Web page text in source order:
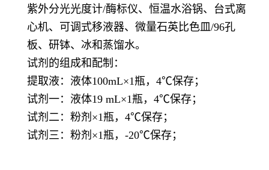
紫外分光光度计/酶标仪、恒温水浴锅、台式离
心机、可调式移液器、微量石英比色皿/96孔
板、研钵、冰和蒸馏水。
试剂的组成和配制：
提取液：液体100mL×1瓶，4℃保存；
试剂一：液体19 mL×1瓶，4℃保存；
试剂二：粉剂×1瓶，4℃保存；
试剂三：粉剂×1瓶，-20℃保存；